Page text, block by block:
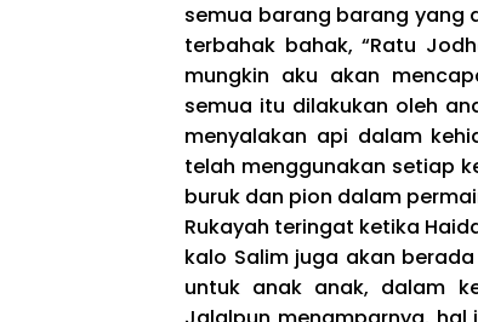
semua barang barang yang
terbahak bahak, “Ratu
mungkin aku akan
semua itu dilakukan oleh
menyalakan api dalam
telah menggunakan setiap
buruk dan pion dalam
Rukayah teringat ketika
kalo Salim juga akan
untuk anak anak, dalam